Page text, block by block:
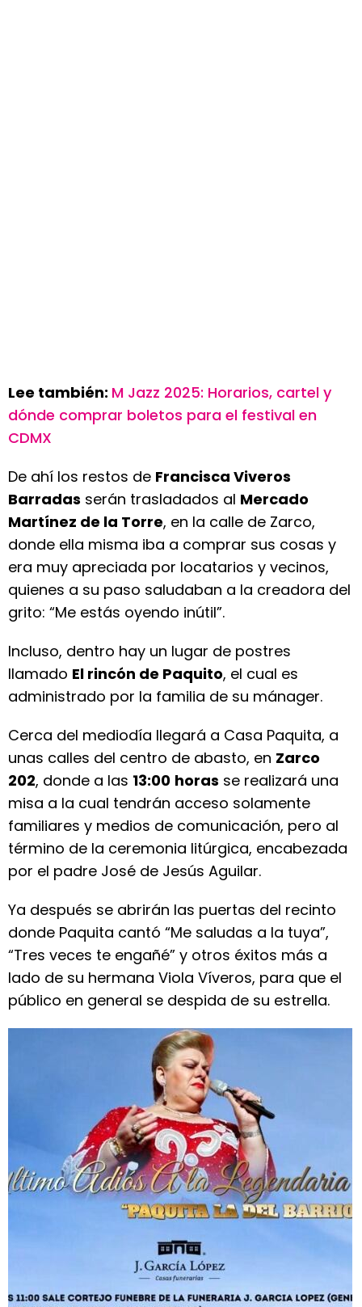
Lee también: M Jazz 2025: Horarios, cartel y
dónde comprar boletos para el festival en
CDMX
De ahí los restos de Francisca Viveros
Barradas serán trasladados al Mercado
Martínez de la Torre, en la calle de Zarco,
donde ella misma iba a comprar sus cosas y
era muy apreciada por locatarios y vecinos,
quienes a su paso saludaban a la creadora del
grito: “Me estás oyendo inútil”.
Incluso, dentro hay un lugar de postres
llamado El rincón de Paquito, el cual es
administrado por la familia de su mánager.
Cerca del mediodía llegará a Casa Paquita, a
unas calles del centro de abasto, en Zarco
202, donde a las 13:00 horas se realizará una
misa a la cual tendrán acceso solamente
familiares y medios de comunicación, pero al
término de la ceremonia litúrgica, encabezada
por el padre José de Jesús Aguilar.
Ya después se abrirán las puertas del recinto
donde Paquita cantó “Me saludas a la tuya”,
“Tres veces te engañé” y otros éxitos más a
lado de su hermana Viola Víveros, para que el
público en general se despida de su estrella.